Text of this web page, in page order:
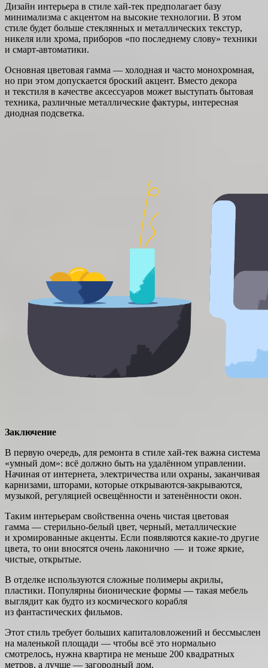
Дизайн интерьера в стиле хай-тек предполагает базу
минимализма с акцентом на высокие технологии. В этом
стиле будет больше стеклянных и металлических текстур,
никеля или хрома, приборов «по последнему слову» техники
и смарт-автоматики.
Основная цветовая гамма — холодная и часто монохромная,
но при этом допускается броский акцент. Вместо декора
и текстиля в качестве аксессуаров может выступать бытовая
техника, различные металлические фактуры, интересная
диодная подсветка.
Заключение
В первую очередь, для ремонта в стиле хай-тек важна система
«умный дом»: всё должно быть на удалённом управлении.
Начиная от интернета, электричества или охраны, заканчивая
карнизами, шторами, которые открываются-закрываются,
музыкой, регуляцией освещённости и затенённости окон.
Таким интерьерам свойственна очень чистая цветовая
гамма — стерильно-белый цвет, черный, металлические
и хромированные акценты. Если появляются какие-то другие
цвета, то они вносятся очень лаконично — и тоже яркие,
чистые, открытые.
В отделке используются сложные полимеры акрилы,
пластики. Популярны бионические формы — такая мебель
выглядит как будто из космического корабля
из фантастических фильмов.
Этот стиль требует больших капиталовложений и бессмыслен
на маленькой площади — чтобы всё это нормально
смотрелось, нужна квартира не меньше 200 квадратных
метров, а лучше — загородный дом.